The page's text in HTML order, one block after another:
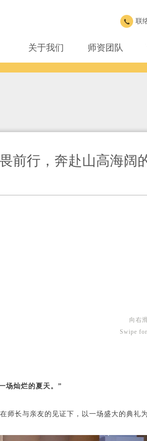
联
关于我们 师资团队
前行，奔赴山高海阔
向右
Swipe
场灿烂的夏天。”
师长与亲友的见证下，以一场盛大的典礼